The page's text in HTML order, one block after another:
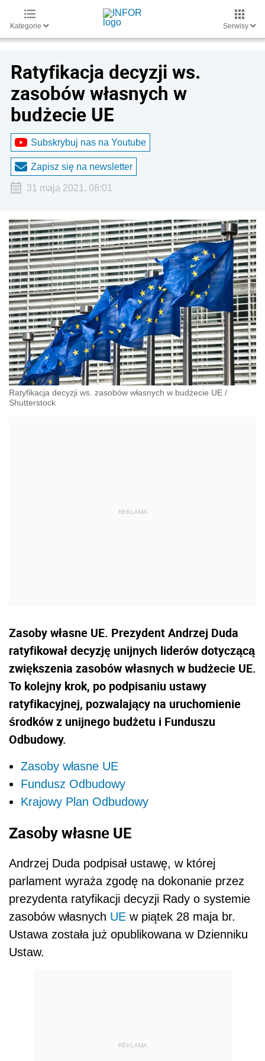
Kategorie Serwisy
Ratyfikacja decyzji ws.
zasobów własnych w
budżecie UE
Subskrybuj nas na Youtube
Zapisz się na newsletter
31 maja 2021, 08:01
Ratyfikacja decyzji ws. zasobów własnych w budżecie UE /
Shutterstock
Zasoby własne UE. Prezydent Andrzej Duda
ratyfikował decyzję unijnych liderów dotyczącą
zwiększenia zasobów własnych w budżecie UE.
To kolejny krok, po podpisaniu ustawy
ratyfikacyjnej, pozwalający na uruchomienie
środków z unijnego budżetu i Funduszu
Odbudowy.
Zasoby własne UE
Fundusz Odbudowy
Krajowy Plan Odbudowy
Zasoby własne UE
Andrzej Duda podpisał ustawę, w której
parlament wyraża zgodę na dokonanie przez
prezydenta ratyfikacji decyzji Rady o systemie
zasobów własnych UE w piątek 28 maja br.
Ustawa została już opublikowana w Dzienniku
Ustaw.
REKLAMA